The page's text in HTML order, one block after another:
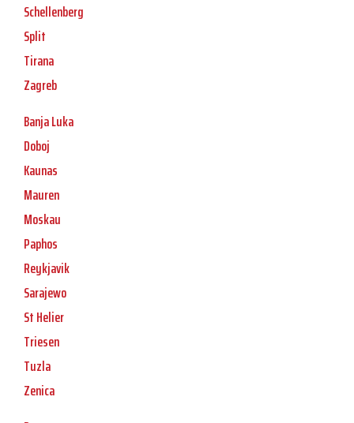
Schellenberg
Split
Tirana
Zagreb
Banja Luka
Doboj
Kaunas
Mauren
Moskau
Paphos
Reykjavik
Sarajewo
St Helier
Triesen
Tuzla
Zenica